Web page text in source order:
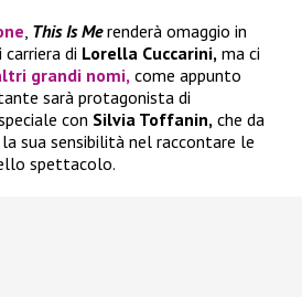
, This Is Merenderà omaggio in
di Lorella Cuccarini, ma ci
grandi nomi, come appunto
sarà protagonista di
con Silvia Toffanin, che da
sua sensibilità nel raccontare le
spettacolo.